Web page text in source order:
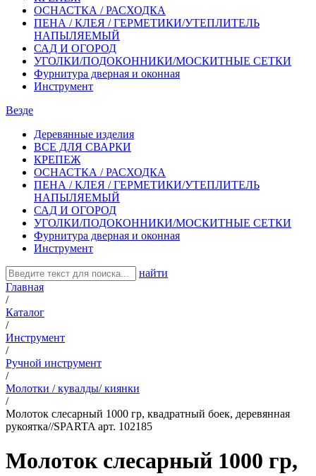
ОСНАСТКА / РАСХОДКА
ПЕНА / КЛЕЯ / ГЕРМЕТИКИ/УТЕПЛИТЕЛЬ
НАПЫЛЯЕМЫЙ
САД И ОГОРОД
УГОЛКИ/ПОДОКОННИКИ/МОСКИТНЫЕ СЕТКИ
Фурнитура дверная и оконная
Инструмент
Везде
Деревянные изделия
ВСЕ ДЛЯ СВАРКИ
КРЕПЕЖ
ОСНАСТКА / РАСХОДКА
ПЕНА / КЛЕЯ / ГЕРМЕТИКИ/УТЕПЛИТЕЛЬ
НАПЫЛЯЕМЫЙ
САД И ОГОРОД
УГОЛКИ/ПОДОКОННИКИ/МОСКИТНЫЕ СЕТКИ
Фурнитура дверная и оконная
Инструмент
найти
Главная
/
Каталог
/
Инструмент
/
Ручной инструмент
/
Молотки / кувалды/ киянки
/
Молоток слесарный 1000 гр, квадратный боек, деревянная
рукоятка//SPARTA арт. 102185
Молоток слесарный 1000 гр,